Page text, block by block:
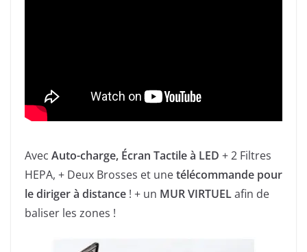
Avec Auto-charge, Écran Tactile à LED + 2 Filtres
HEPA, + Deux Brosses et unetélécommande pour
le diriger à distance ! + un MUR VIRTUELafin de
baliser les zones !